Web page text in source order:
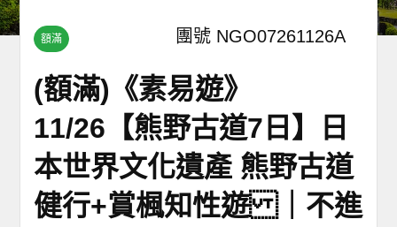
額滿 團號 NGO07261126A
(額滿)《素易遊》
11/26【熊野古道7日】日
本世界文化遺產 熊野古道
健行+賞楓知性遊 ｜不進